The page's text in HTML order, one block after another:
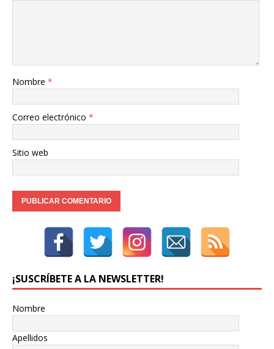
Nombre *
Correo electrónico *
Sitio web
¡SUSCRÍBETE A LA NEWSLETTER!
Nombre
Apellidos